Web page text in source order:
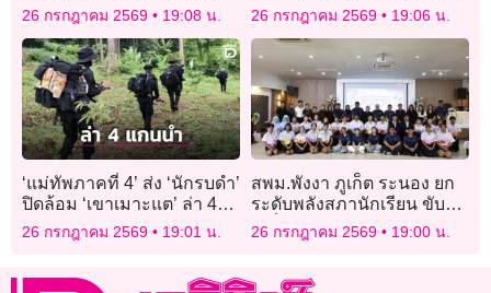
พัฒนาตนเอง หนุนลดภาระ
26 กรกฎาคม 2569 19:08 น.
ตรวจสอบใช้มาตรฐานเดียว
26 กรกฎาคม 2569 19:06 น.
‘แม่ทัพภาคที่ 4’ ส่ง ‘นักรบดำ’
ปิดล้อม ‘เขาเมาะแต’ ล่า 4
แกนนำ ‘โจรใต้’
26 กรกฎาคม 2569 19:01 น.
สพม.พังงา ภูเก็ต ระนอง ยก
ระดับพลังสภานักเรียน ขับ
เคลื่อนวิถีประชาธิปไตย
26 กรกฎาคม 2569 19:00 น.